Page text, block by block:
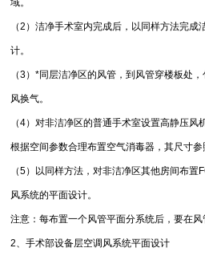
域。
（2）洁净手术室内完成后，以同样方法完
计。
（3）*同层洁净区的风管，到风管穿楼板处
风换气。
（4）对非洁净区的普通手术室设置高静压
根据空间参数合理布置空气消毒器，其尺寸参
（5）以同样方法，对非洁净区其他房间布
风系统的平面设计。
注意：每布置一个风管平面分系统后，要在风
2、手术部设备层空调风系统平面设计